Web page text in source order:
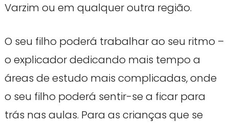
Varzim ou em qualquer outra região.
O seu filho poderá trabalhar ao seu ritmo –
o explicador dedicando mais tempo a
áreas de estudo mais complicadas, onde
o seu filho poderá sentir-se a ficar para
trás nas aulas. Para as crianças que se